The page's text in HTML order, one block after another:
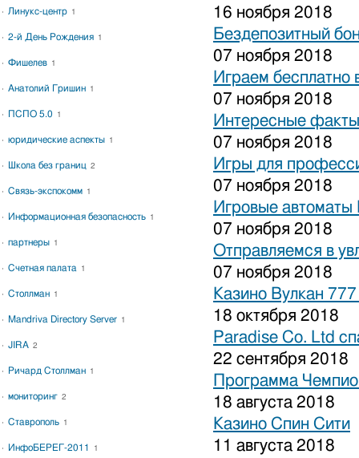
16 ноября 2018
Бездепозитный
07 ноября 2018
Играем бесплатно
07 ноября 2018
Интересные
07 ноября 2018
Игры для
07 ноября 2018
Игровые автоматы
07 ноября 2018
Отправляемся в
07 ноября 2018
Казино Вулкан
18 октября 2018
Paradise Co. Ltd
22 сентября 2018
Программа
18 августа 2018
Казино Спин Сити
11 августа 2018
Линукс-центр 1
2-й День Рождения 1
Фишелев 1
Анатолий Гришин 1
ПСПО 5.0 1
юридические аспекты 1
Школа без границ 2
Связь-экспокомм 1
Информационная безопасность 1
партнеры 1
Счетная палата 1
Столлман 1
Mandriva Directory Server 1
JIRA 2
Ричард Столлман 1
мониторинг 2
Ставрополь 1
ИнфоБЕРЕГ-2011 1